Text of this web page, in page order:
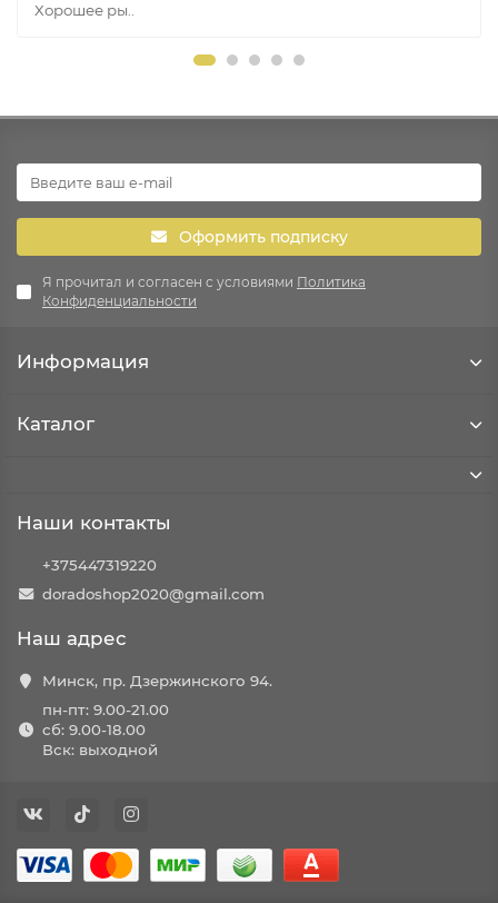
Хорошее ры..
Оформить подписку
Я прочитал и согласен с условиями Политика
Конфиденциальности
Информация
Каталог
Наши контакты
+375447319220
doradoshop2020@gmail.com
Наш адрес
Минск, пр. Дзержинского 94.
пн-пт: 9.00-21.00
сб: 9.00-18.00
Вск: выходной